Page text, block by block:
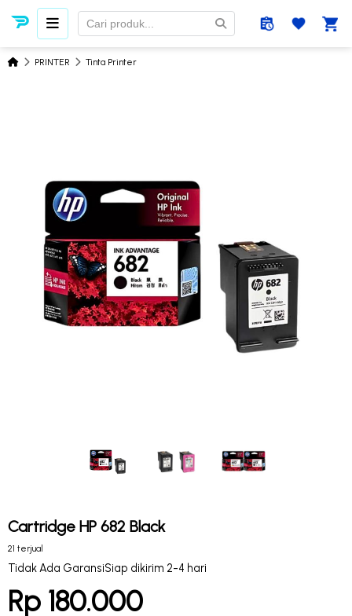
PRINTER Tinta Printer
Cartridge HP 682 Black
21 terjual
Tidak Ada GaransiSiap dikirim 2-4 hari
Rp 180.000